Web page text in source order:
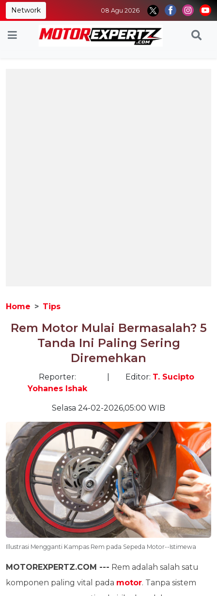
Network 08 Agu 2026
Home Tips
Rem Motor Mulai Bermasalah? 5
Tanda Ini Paling Sering
Diremehkan
Reporter:
Yohanes Ishak
Editor: T. Sucipto
Selasa 24-02-2026,05:00 WIB
Illustrasi Mengganti Kampas Rem pada Sepeda Motor--Istimewa
MOTOREXPERTZ.COM --- Rem adalah salah satu
komponen paling vital pada motor. Tanpa sistem